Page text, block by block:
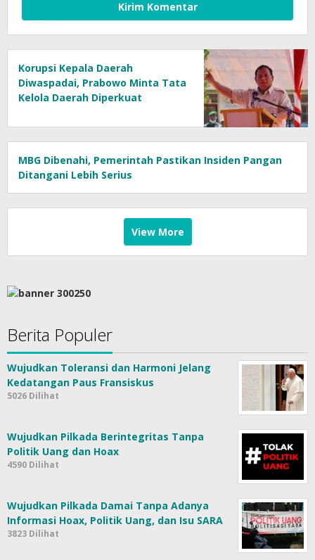
Korupsi Kepala Daerah
Diwaspadai, Prabowo Minta Tata
Kelola Daerah Diperkuat
MBG Dibenahi, Pemerintah Pastikan Insiden Pangan
Ditangani Lebih Serius
View More
Berita Populer
Wujudkan Toleransi dan Harmoni Jelang
Kedatangan Paus Fransiskus
5026 Dilihat
Wujudkan Pilkada Berintegritas Tanpa
Politik Uang dan Hoax
4590 Dilihat
Wujudkan Pilkada Damai Tanpa Adanya
Informasi Hoax, Politik Uang, dan Isu SARA
3823 Dilihat